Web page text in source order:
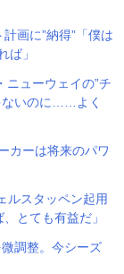
画に”納得”「僕は
ば」
ューウェイの”チ
ないのに……よく
カーは将来のパワ
ルスタッペン起用
とても有益だ」
調整。今シーズ